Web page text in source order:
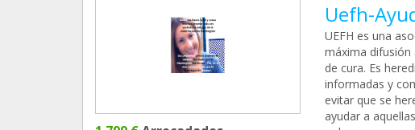
Uefh-
UEFH es una
máxima difusión
de cura. Es
informadas y
evitar que se
ayudar a